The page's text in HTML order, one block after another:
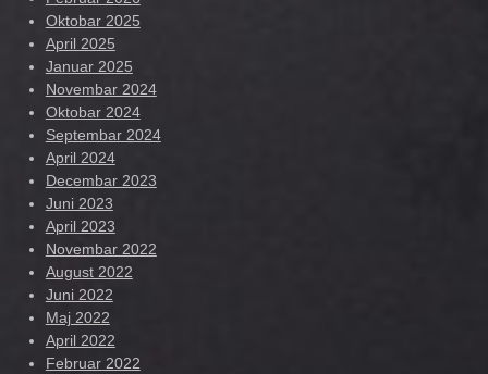
Oktobar 2025
April 2025
Januar 2025
Novembar 2024
Oktobar 2024
Septembar 2024
April 2024
Decembar 2023
Juni 2023
April 2023
Novembar 2022
August 2022
Juni 2022
Maj 2022
April 2022
Februar 2022